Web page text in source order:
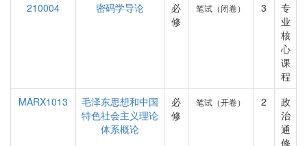
210004
密码学导论
必
修
笔试（闭卷） 3
专
业
核
心
课
程
MARX1013
毛泽东思想和中国
特色社会主义理论
体系概论
必
修
笔试（开卷） 2
政
治
通
修